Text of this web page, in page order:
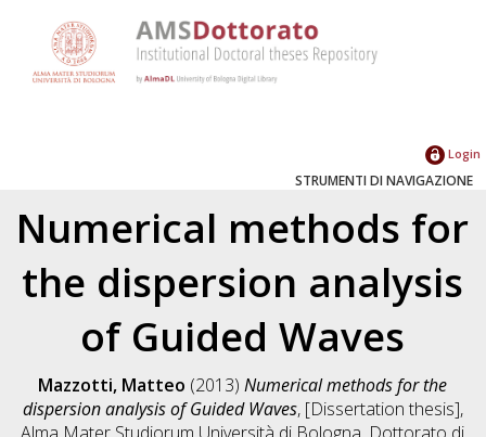
Login
STRUMENTI DI NAVIGAZIONE
Numerical methods for
the dispersion analysis
of Guided Waves
Mazzotti, Matteo (2013)Numerical methods for the
dispersion analysis of Guided Waves, [Dissertation thesis],